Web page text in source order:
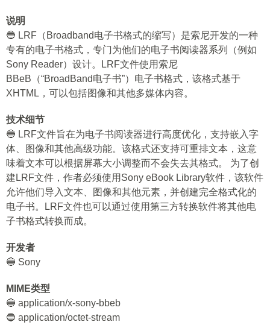
说明
🔵 LRF（Broadband电子书格式的缩写）是索尼开发的一种
专有的电子书格式，专门为他们的电子书阅读器系列（例如
Sony Reader）设计。LRF文件使用索尼
BBeB（“BroadBand电子书”）电子书格式，该格式基于
XHTML，可以包括图像和其他多媒体内容。
技术细节
🔵 LRF文件旨在为电子书阅读器进行高度优化，支持嵌入字
体、图像和其他高级功能。该格式还支持可重排文本，这意
味着文本可以根据屏幕大小调整而不会失去其格式。 为了创
建LRF文件，作者必须使用Sony eBook Library软件，该软件
允许他们导入文本、图像和其他元素，并创建完全格式化的
电子书。LRF文件也可以通过使用第三方转换软件将其他电
子书格式转换而成。
开发者
🔵 Sony
MIME类型
🔵 application/x-sony-bbeb
🔵 application/octet-stream